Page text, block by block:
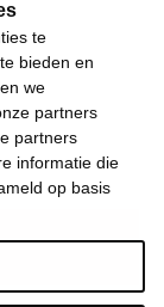
te
bieden en
we
partners
partners
informatie die
op basis